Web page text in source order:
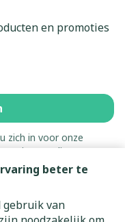
beter te
gebruik van
en promoties
zich in voor onze
privacy policy.